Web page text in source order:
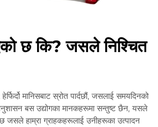
छ कि? जसले निश्चित
मानिसबाट स्रोत पार्दछौं, जसलाई समयदिनको
बस उद्योगका मानकहरूमा सन्तुष्ट छैन, यसले
जसले हाम्रा ग्राहकहरूलाई उनीहरूका उत्पादन